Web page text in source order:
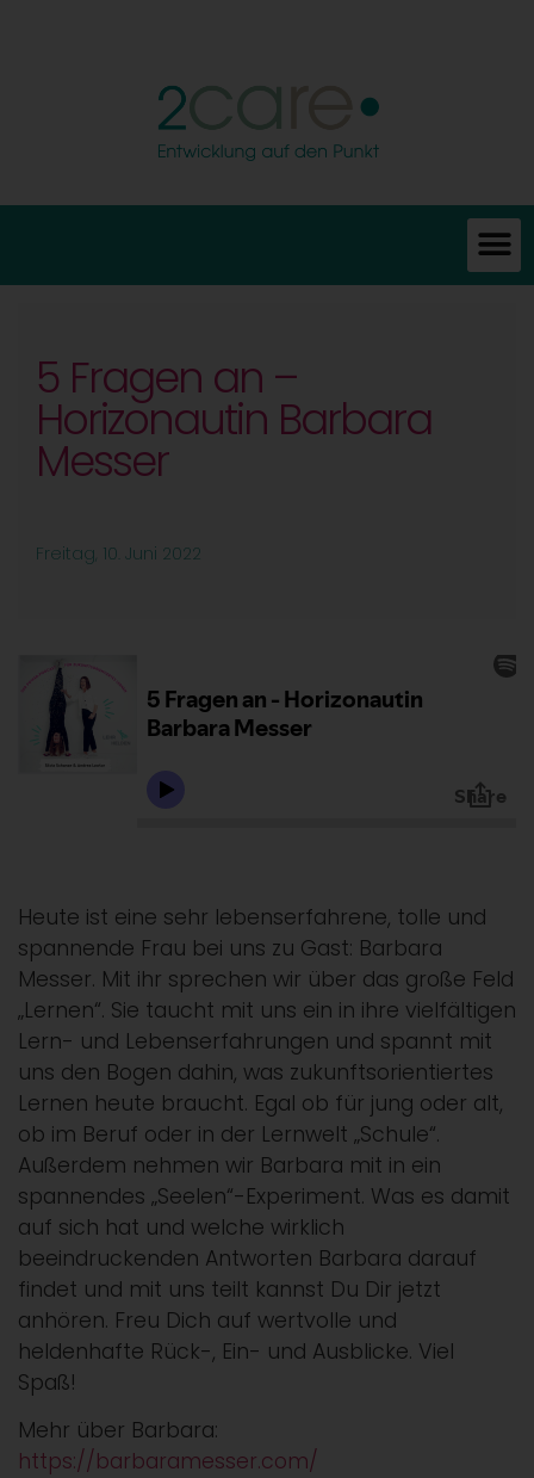
5 Fragen an –
Horizonautin Barbara
Messer
Freitag, 10. Juni 2022
Heute ist eine sehr lebenserfahrene, tolle und
spannende Frau bei uns zu Gast: Barbara
Messer. Mit ihr sprechen wir über das große Feld
„Lernen“. Sie taucht mit uns ein in ihre vielfältigen
Lern- und Lebenserfahrungen und spannt mit
uns den Bogen dahin, was zukunftsorientiertes
Lernen heute braucht. Egal ob für jung oder alt,
ob im Beruf oder in der Lernwelt „Schule“.
Außerdem nehmen wir Barbara mit in ein
spannendes „Seelen“-Experiment. Was es damit
auf sich hat und welche wirklich
beeindruckenden Antworten Barbara darauf
findet und mit uns teilt kannst Du Dir jetzt
anhören. Freu Dich auf wertvolle und
heldenhafte Rück-, Ein- und Ausblicke. Viel
Spaß!
Mehr über Barbara:
https://barbaramesser.com/